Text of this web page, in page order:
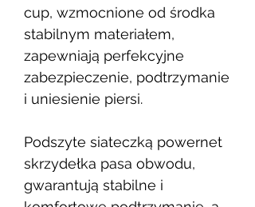
cup, wzmocnione od środka
stabilnym materiałem,
zapewniają perfekcyjne
zabezpieczenie, podtrzymanie
i uniesienie piersi.
Podszyte siateczką powernet
skrzydełka pasa obwodu,
gwarantują stabilne i